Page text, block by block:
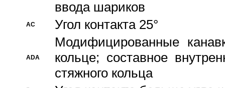
ввода шариков
AC Угол контакта 25°
ADA
Модифицированные
кольце; составное
стяжного кольца